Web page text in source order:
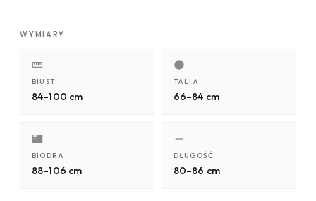
WYMIARY
BIUST
84–100 cm
TALIA
66–84 cm
BIODRA
88–106 cm
DŁUGOŚĆ
80–86 cm